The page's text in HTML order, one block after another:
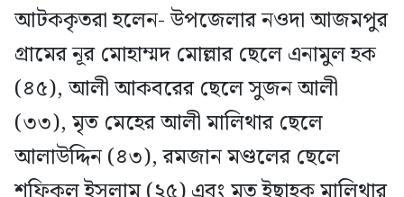
আটককৃতরা হলেন- উপজেলার নওদা আজমপুর
গ্রামের নূর মোহাম্মদ মোল্লার ছেলে এনামুল হক
(৪৫), আলী আকবরের ছেলে সুজন আলী
(৩৩), মৃত মেহের আলী মালিথার ছেলে
আলাউদ্দিন (৪৩), রমজান মণ্ডলের ছেলে